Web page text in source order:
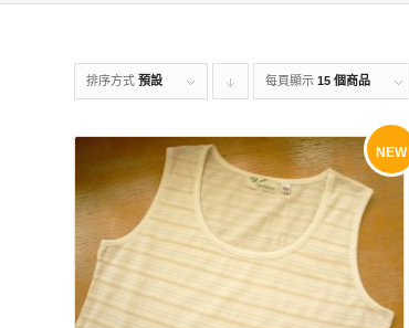
排序方式 預設 Click
order
products
descending
每頁顯示 15 個商品
NEW